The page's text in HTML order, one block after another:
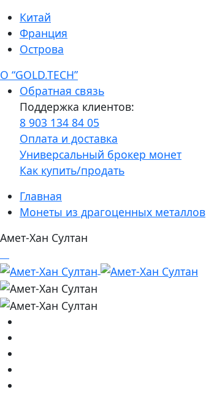
Китай
Франция
Острова
О “GOLD.TECH”
Обратная связь
Поддержка клиентов:
8 903 134 84 05
Оплата и доставка
Универсальный брокер монет
Как купить/продать
Главная
Монеты из драгоценных металлов
Амет-Хан Султан